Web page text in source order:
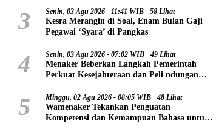
3 Senin, 03 Agu 2026 - 11:41 WIB 58 Lihat
Kesra Merangin di Soal, Enam Bulan Gaji
Pegawai ‘Syara’ di Pangkas
4 Senin, 03 Agu 2026 - 07:02 WIB 49 Lihat
Menaker Beberkan Langkah Pemerintah
Perkuat Kesejahteraan dan Peli ndungan
5 Minggu, 02 Agu 2026 - 08:05 WIB 48 Lihat
Wamenaker Tekankan Penguatan
Kompetensi dan Kemampuan Bahasa untuk